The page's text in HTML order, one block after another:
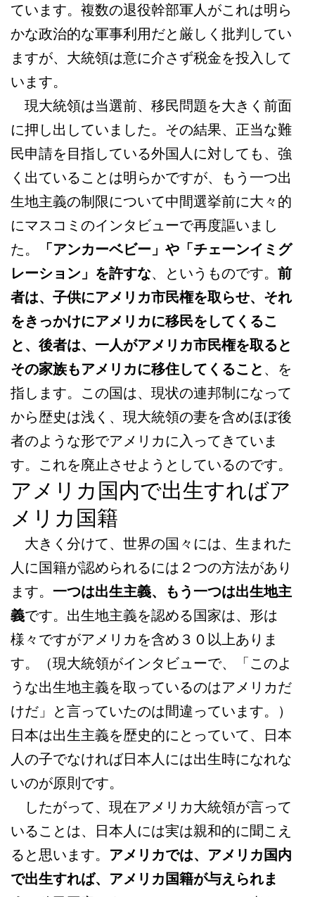
ています。複数の退役幹部軍人がこれは明ら
かな政治的な軍事利用だと厳しく批判してい
ますが、大統領は意に介さず税金を投入して
います。
現大統領は当選前、移民問題を大きく前面
に押し出していました。その結果、正当な難
民申請を目指している外国人に対しても、強
く出ていることは明らかですが、もう一つ出
生地主義の制限について中間選挙前に大々的
にマスコミのインタビューで再度謳いまし
た。
「アンカーベビー」や「チェーンイミグ
レーション」を許すな、というものです。 前
者は、子供にアメリカ市民権を取らせ、それ
をきっかけにアメリカに移民をしてくるこ
と、後者は、一人がアメリカ市民権を取ると
その家族もアメリカに移住してくること 、を
指します。この国は、現状の連邦制になって
から歴史は浅く、現大統領の妻を含めほぼ後
者のような形でアメリカに入ってきていま
す。これを廃止させようとしているのです。
アメリカ国内で出生すればア
メリカ国籍
大きく分けて、世界の国々には、生まれた
人に国籍が認められるには２つの方法があり
ます。 一つは出生主義、もう一つは出生地主
義です。出生地主義を認める国家は、形は
様々ですがアメリカを含め３０以上ありま
す。（現大統領がインタビューで、「このよ
うな出生地主義を取っているのはアメリカだ
けだ」と言っていたのは間違っています。）
日本は出生主義を歴史的にとっていて、日本
人の子でなければ日本人には出生時になれな
いのが原則です。
したがって、現在アメリカ大統領が言って
いることは、日本人には実は親和的に聞こえ
ると思います。 アメリカでは、アメリカ国内
で出生すれば、アメリカ国籍が与えられま